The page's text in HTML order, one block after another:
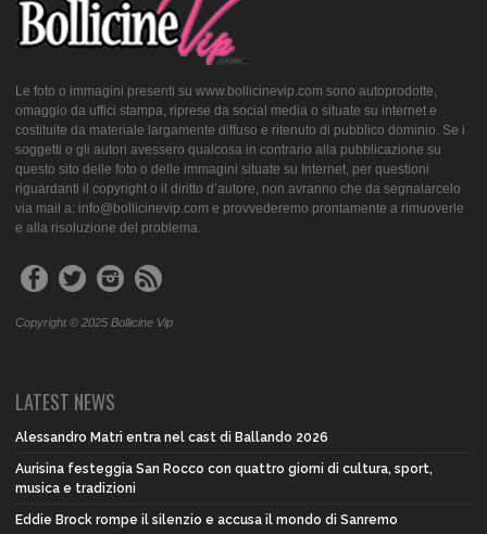
Le foto o immagini presenti su www.bollicinevip.com sono autoprodotte,
omaggio da uffici stampa, riprese da social media o situate su internet e
costituite da materiale largamente diffuso e ritenuto di pubblico dominio. Se i
soggetti o gli autori avessero qualcosa in contrario alla pubblicazione su
questo sito delle foto o delle immagini situate su Internet, per questioni
riguardanti il copyright o il diritto d’autore, non avranno che da segnalarcelo
via mail a: info@bollicinevip.com e provvederemo prontamente a rimuoverle
e alla risoluzione del problema.
Copyright © 2025 Bollicine Vip
LATEST NEWS
Alessandro Matri entra nel cast di Ballando 2026
Aurisina festeggia San Rocco con quattro giorni di cultura, sport,
musica e tradizioni
Eddie Brock rompe il silenzio e accusa il mondo di Sanremo